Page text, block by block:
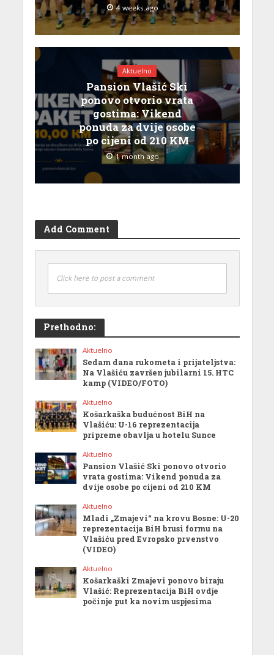
4 weeks ago
Aktuelno
Pansion Vlašić Ski
ponovo otvorio vrata
gostima: Vikend
ponuda za dvije osobe
po cijeni od 210 KM
1 month ago
Add Comment
Click here to post a comment
Prethodno:
Aktuelno
Sedam dana rukometa i prijateljstva:
Na Vlašiću završen jubilarni 15. HTC
kamp (VIDEO/FOTO)
Aktuelno
Košarkaška budućnost BiH na
Vlašiću: U-16 reprezentacija
pripreme obavlja u hotelu Sunce
Aktuelno
Pansion Vlašić Ski ponovo otvorio
vrata gostima: Vikend ponuda za
dvije osobe po cijeni od 210 KM
Aktuelno
Mladi „Zmajevi“ na krovu Bosne: U-20
reprezentacija BiH brusi formu na
Vlašiću pred Evropsko prvenstvo
(VIDEO)
Aktuelno
Košarkaški Zmajevi ponovo biraju
Vlašić: Reprezentacija BiH ovdje
počinje put ka novim uspjesima